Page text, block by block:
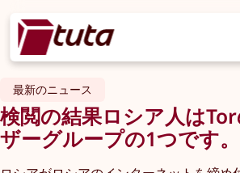
最新のニュース
検閲の結果ロシア人は
ザーグループの1つです。